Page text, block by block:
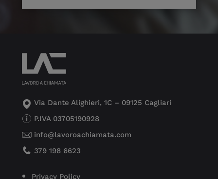
Via Dante Alighieri, 1C – 09125 Cagliari
P.IVA 03705190928
info@lavoroachiamata.com
379 198 6623
Privacy Policy